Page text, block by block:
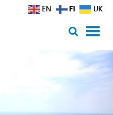
EN FI UK